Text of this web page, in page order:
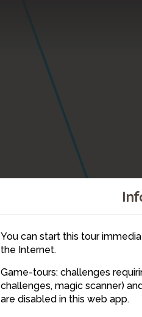
You can start this tour
the Internet.
Game-tours: challenges
challenges, magic scanner)
are disabled in this web app.